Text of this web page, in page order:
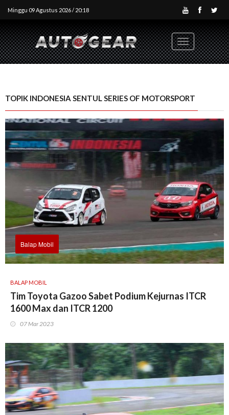
Minggu 09 Agustus 2026 / 20:18
Toggle
navigation
TOPIK INDONESIA SENTUL SERIES OF MOTORSPORT
Balap Mobil
BALAP MOBIL
Tim Toyota Gazoo Sabet Podium Kejurnas ITCR
1600 Max dan ITCR 1200
07 Mar 2023